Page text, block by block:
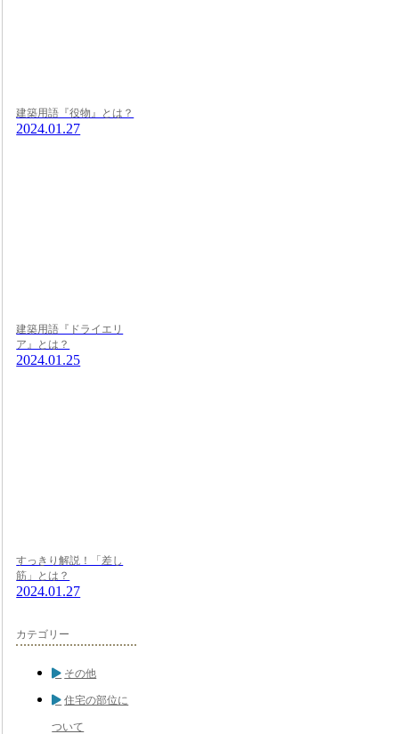
建築用語『役物』とは？
2024.01.27
建築用語『ドライエリ
ア』とは？
2024.01.25
すっきり解説！「差し
筋」とは？
2024.01.27
カテゴリー
その他
住宅の部位に
ついて